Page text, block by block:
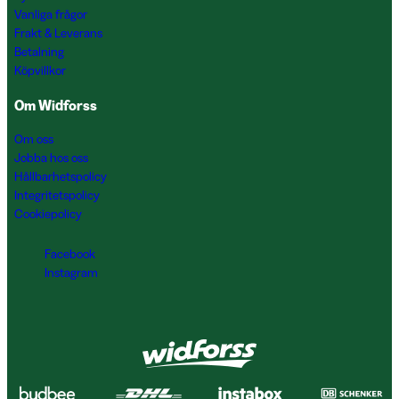
Vanliga frågor
Frakt & Leverans
Betalning
Köpvillkor
Om Widforss
Om oss
Jobba hos oss
Hållbarhetspolicy
Integritetspolicy
Cookiepolicy
Facebook
Instagram